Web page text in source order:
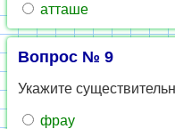
атташе
Вопрос № 9
Укажите
фрау